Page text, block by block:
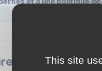
et à une politique
This site